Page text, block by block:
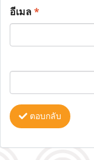
อีเมล*
ตอบกลับ